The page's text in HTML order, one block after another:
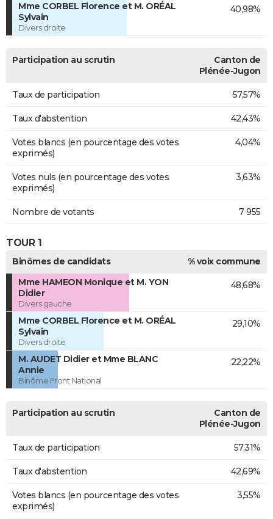
Mme CORBEL Florence et M. ORÉAL
Sylvain
Divers droite
40,98%
Participation au scrutin
Canton de
Plénée-Jugon
Taux de participation 57,57%
Taux d'abstention 42,43%
Votes blancs (en pourcentage des votes
exprimés)
4,04%
Votes nuls (en pourcentage des votes
exprimés)
3,63%
Nombre de votants 7 955
TOUR 1
Binômes de candidats
% voix commune
Mme HAMEON Monique et M. YON
Didier
Divers gauche
48,68%
Mme CORBEL Florence et M. ORÉAL
Sylvain
Divers droite
29,10%
M. AUDET Didier et Mme BLANC
Annie
Binôme Front National
22,22%
Participation au scrutin
Canton de
Plénée-Jugon
Taux de participation 57,31%
Taux d'abstention 42,69%
Votes blancs (en pourcentage des votes
exprimés)
3,55%